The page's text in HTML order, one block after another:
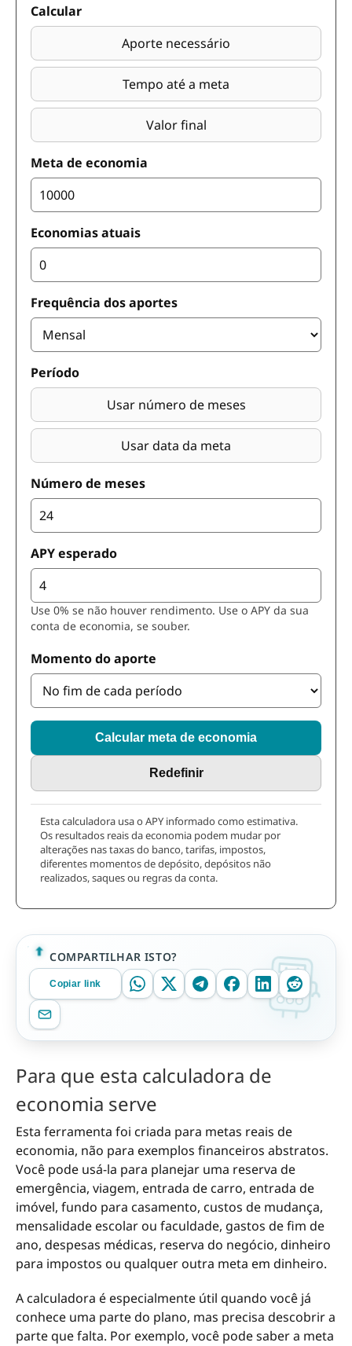
Calcular
Aporte necessário
Tempo até a meta
Valor final
Meta de economia
Economias atuais
Frequência dos aportes
Período
Usar número de meses
Usar data da meta
Número de meses
APY esperado
Use 0% se não houver rendimento. Use o APY da sua
conta de economia, se souber.
Momento do aporte
Calcular meta de economia
Redefinir
Esta calculadora usa o APY informado como estimativa.
Os resultados reais da economia podem mudar por
alterações nas taxas do banco, tarifas, impostos,
diferentes momentos de depósito, depósitos não
realizados, saques ou regras da conta.
COMPARTILHAR ISTO?
Copiar link
Para que esta calculadora de
economia serve
Esta ferramenta foi criada para metas reais de
economia, não para exemplos financeiros abstratos.
Você pode usá-la para planejar uma reserva de
emergência, viagem, entrada de carro, entrada de
imóvel, fundo para casamento, custos de mudança,
mensalidade escolar ou faculdade, gastos de fim de
ano, despesas médicas, reserva do negócio, dinheiro
para impostos ou qualquer outra meta em dinheiro.
A calculadora é especialmente útil quando você já
conhece uma parte do plano, mas precisa descobrir a
parte que falta. Por exemplo, você pode saber a meta